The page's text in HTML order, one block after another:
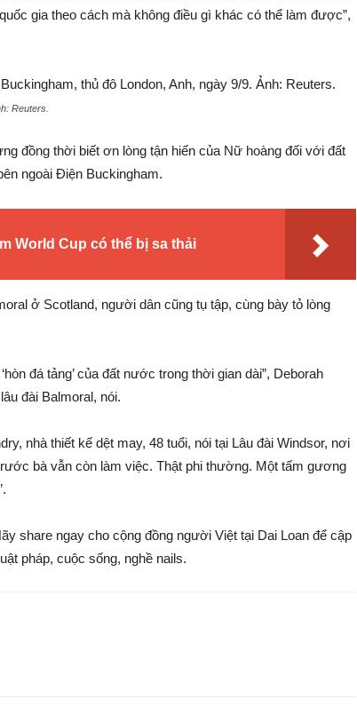
gia theo cách mà không điều gì khác có thể làm được”,
Reuters
đồng thời biết ơn lòng tận hiến của Nữ hoàng đối với đất
ngoài Điện Buckingham.
World Cup có thể bị sa thải
ở Scotland, người dân cũng tụ tập, cùng bày tỏ lòng
đá tảng’ của đất nước trong thời gian dài”, Deborah
đài Balmoral, nói.
nhà thiết kế dệt may, 48 tuổi, nói tại Lâu đài Windsor, nơi
bà vẫn còn làm việc. Thật phi thường. Một tấm gương
share ngay cho cộng đồng người Việt tại Dai Loan để cập
pháp, cuộc sống, nghề nails.